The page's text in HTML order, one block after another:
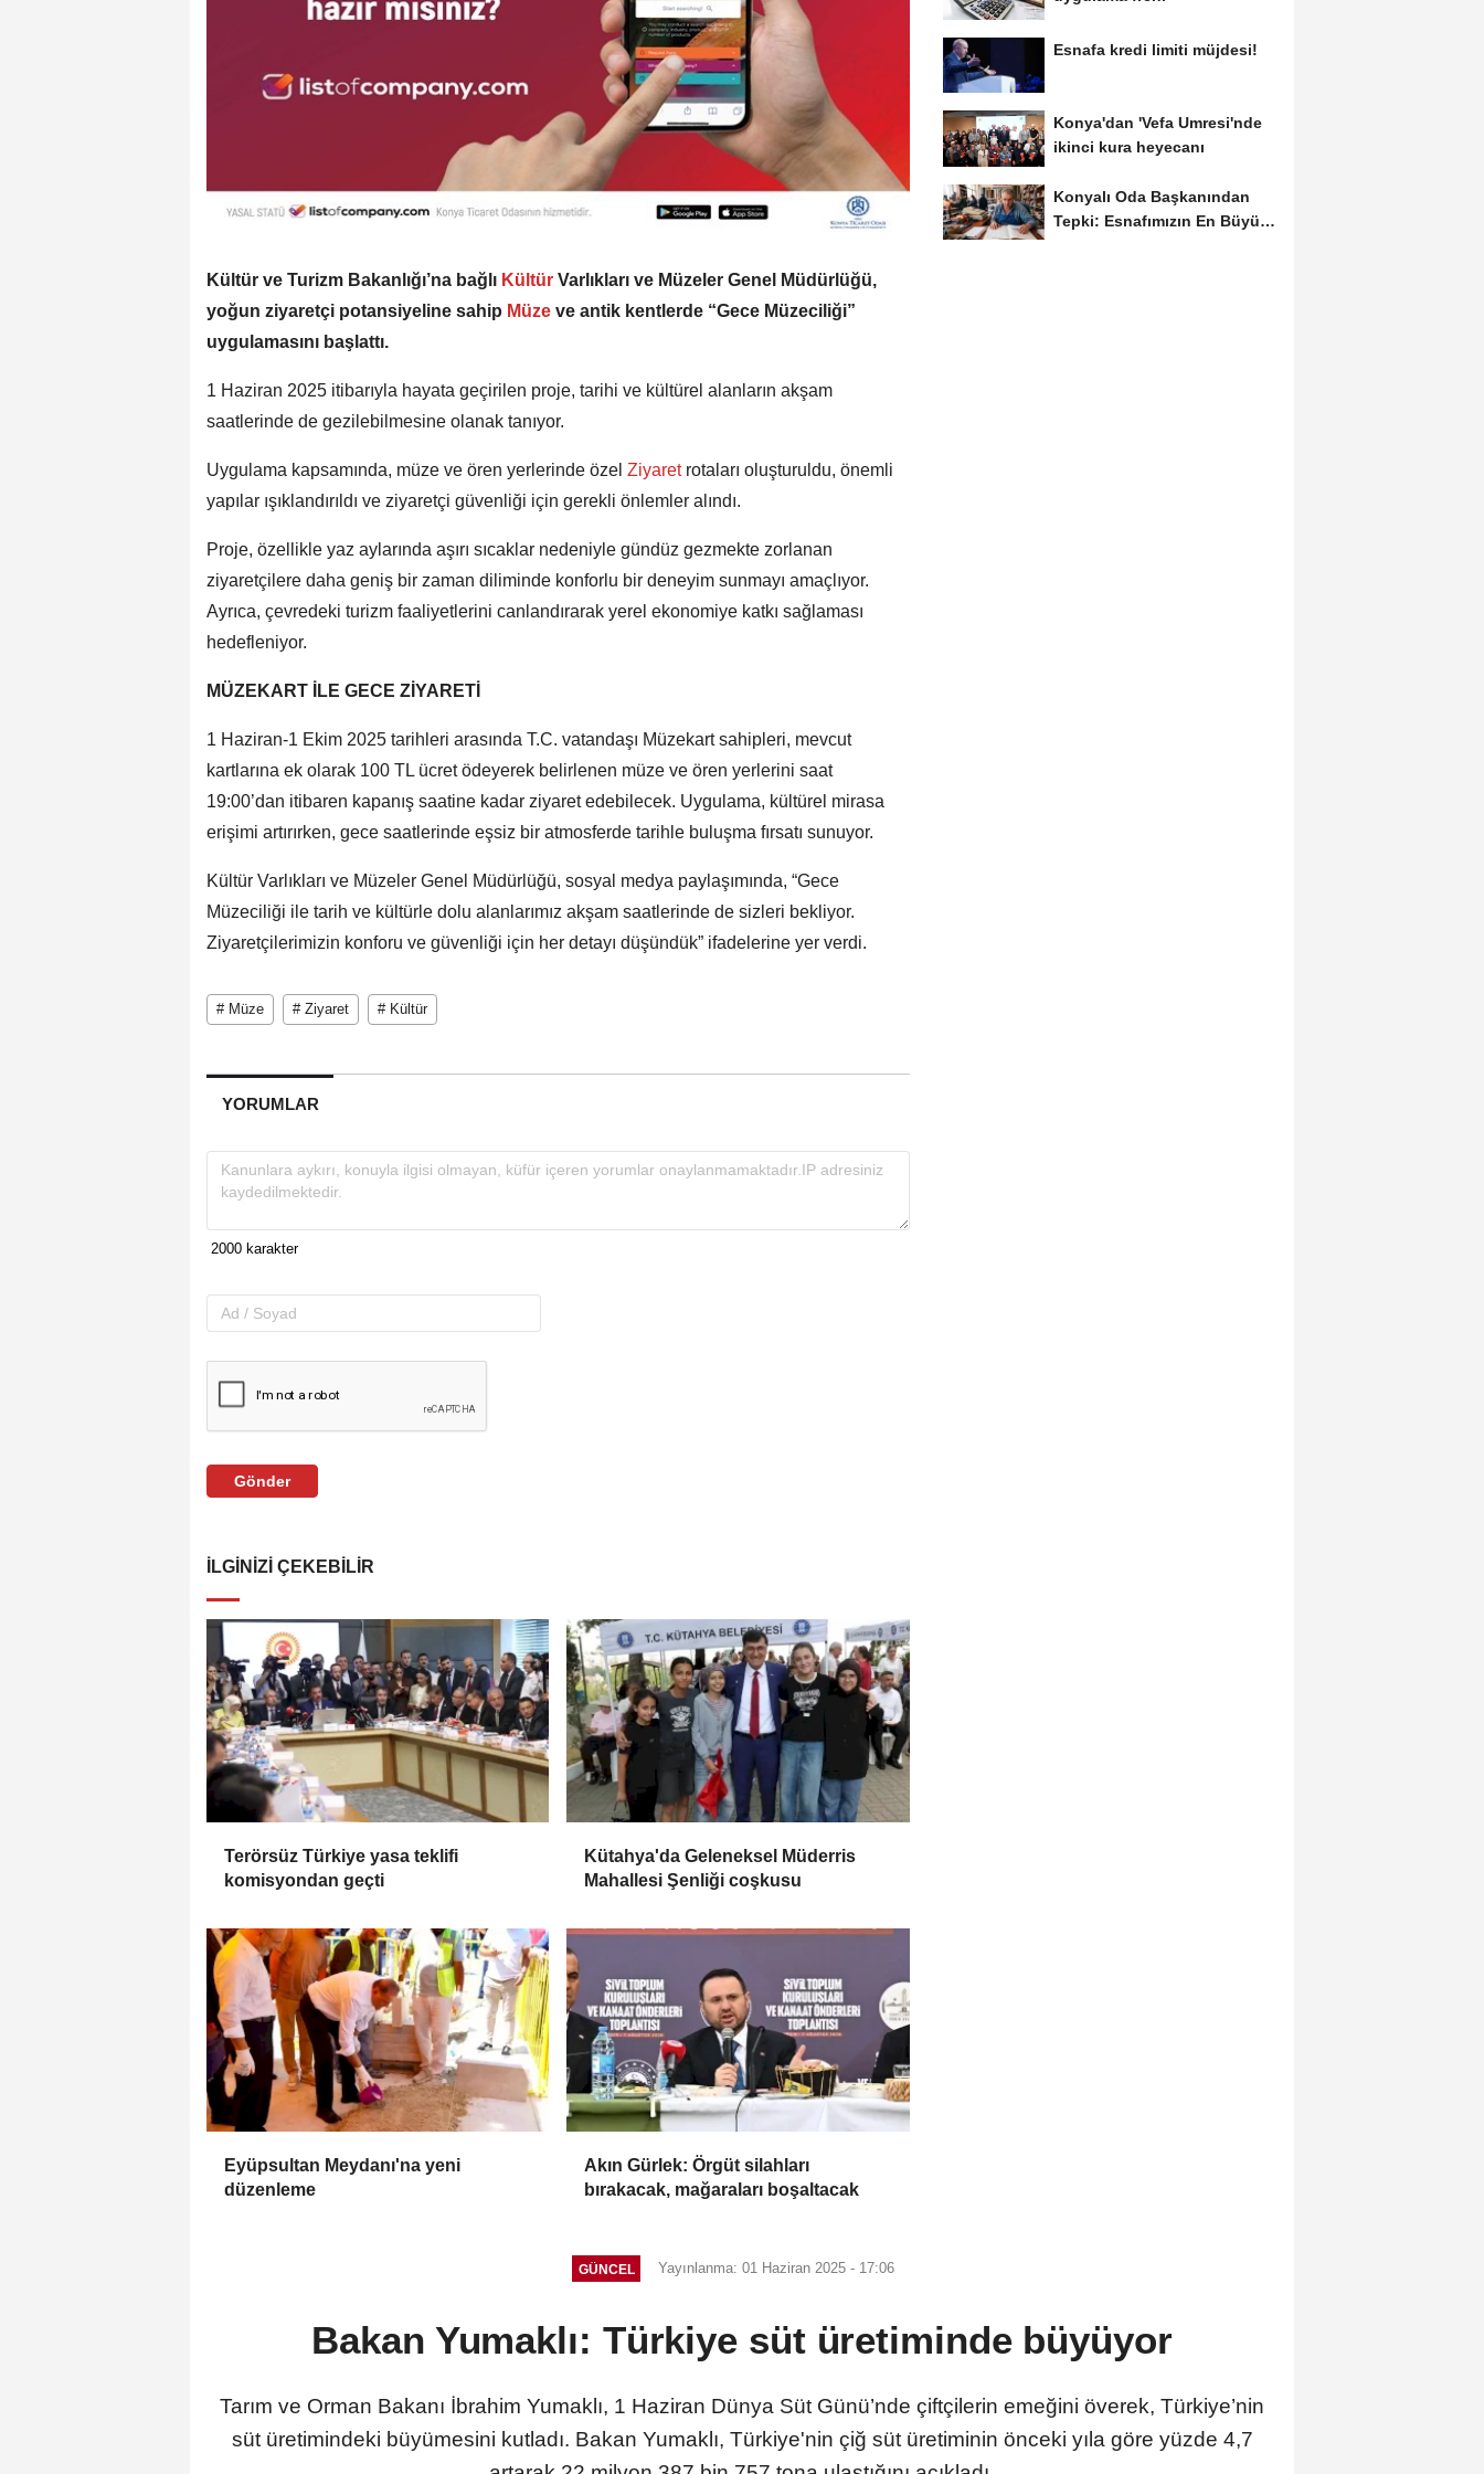
Kültür ve Turizm Bakanlığı’na bağlı Kültür Varlıkları ve Müzeler Genel Müdürlüğü,
yoğun ziyaretçi potansiyeline sahip Müze ve antik kentlerde “Gece Müzeciliği”
uygulamasını başlattı.
1 Haziran 2025 itibarıyla hayata geçirilen proje, tarihi ve kültürel alanların akşam
saatlerinde de gezilebilmesine olanak tanıyor.
Uygulama kapsamında, müze ve ören yerlerinde özel Ziyaret rotaları oluşturuldu, önemli
yapılar ışıklandırıldı ve ziyaretçi güvenliği için gerekli önlemler alındı.
Proje, özellikle yaz aylarında aşırı sıcaklar nedeniyle gündüz gezmekte zorlanan
ziyaretçilere daha geniş bir zaman diliminde konforlu bir deneyim sunmayı amaçlıyor.
Ayrıca, çevredeki turizm faaliyetlerini canlandırarak yerel ekonomiye katkı sağlaması
hedefleniyor.
MÜZEKART İLE GECE ZİYARETİ
1 Haziran-1 Ekim 2025 tarihleri arasında T.C. vatandaşı Müzekart sahipleri, mevcut
kartlarına ek olarak 100 TL ücret ödeyerek belirlenen müze ve ören yerlerini saat
19:00’dan itibaren kapanış saatine kadar ziyaret edebilecek. Uygulama, kültürel mirasa
erişimi artırırken, gece saatlerinde eşsiz bir atmosferde tarihle buluşma fırsatı sunuyor.
Kültür Varlıkları ve Müzeler Genel Müdürlüğü, sosyal medya paylaşımında, “Gece
Müzeciliği ile tarih ve kültürle dolu alanlarımız akşam saatlerinde de sizleri bekliyor.
Ziyaretçilerimizin konforu ve güvenliği için her detayı düşündük” ifadelerine yer verdi.
# Müze # Ziyaret # Kültür
YORUMLAR
Gönder
İLGINIZI ÇEKEBILIR
Terörsüz Türkiye yasa teklifi
komisyondan geçti
Kütahya'da Geleneksel Müderris
Mahallesi Şenliği coşkusu
Eyüpsultan Meydanı'na yeni
düzenleme
Akın Gürlek: Örgüt silahları
bırakacak, mağaraları boşaltacak
Esnafa kredi limiti müjdesi!
Konya'dan 'Vefa Umresi'nde
ikinci kura heyecanı
Konyalı Oda Başkanından
Tepki: Esnafımızın En Büyük
GÜNCEL Yayınlanma: 01 Haziran 2025 - 17:06
Bakan Yumaklı: Türkiye süt üretiminde büyüyor
Tarım ve Orman Bakanı İbrahim Yumaklı, 1 Haziran Dünya Süt Günü’nde çiftçilerin emeğini överek, Türkiye’nin
süt üretimindeki büyümesini kutladı. Bakan Yumaklı, Türkiye'nin çiğ süt üretiminin önceki yıla göre yüzde 4,7